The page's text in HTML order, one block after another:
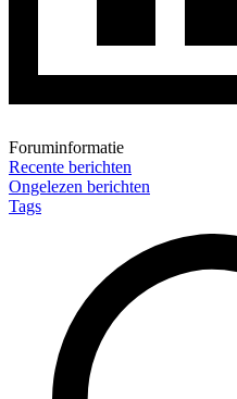
Foruminformatie
Recente berichten
Ongelezen berichten
Tags